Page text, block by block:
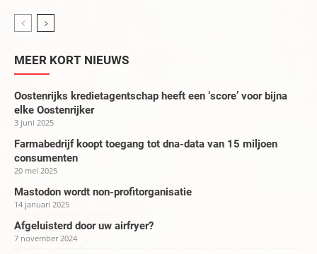
MEER KORT NIEUWS
Oostenrijks kredietagentschap heeft een ‘score’ voor bijna
elke Oostenrijker
3 juni 2025
Farmabedrijf koopt toegang tot dna-data van 15 miljoen
consumenten
20 mei 2025
Mastodon wordt non-profitorganisatie
14 januari 2025
Afgeluisterd door uw airfryer?
7 november 2024